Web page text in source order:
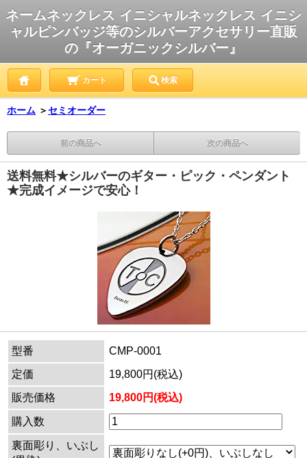
ネームネックレス イニシャルネックレス イニシ
ャルピンバッジ等のシルバーアクセサリー直販
の『オーガニックシルバー』
カート 検索
ホーム ＞セミオーダー
前の商品へ 次の商品へ
送料無料★シルバーのギター・ピック・ペンダント
★完成イメージで安心！
型番
CMP-0001
定価
19,800円(税込)
販売価格
19,800円(税込)
購入数
裏面彫り、いぶし